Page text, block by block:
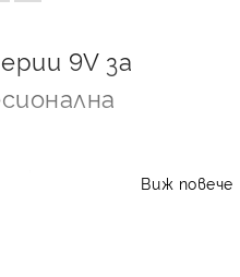
9V за
практично решение заВиж повече